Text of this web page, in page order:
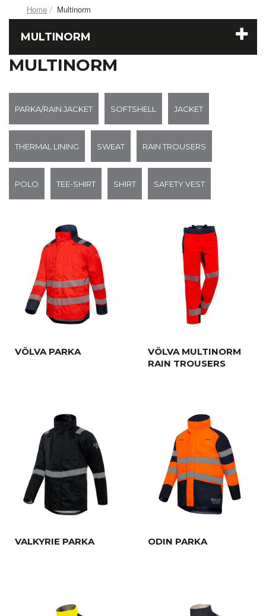
Home Multinorm
MULTINORM
MULTINORM
PARKA/RAIN JACKET SOFTSHELL JACKET
THERMAL LINING SWEAT RAIN TROUSERS
POLO TEE-SHIRT SHIRT SAFETY VEST
VÖLVA PARKA
VÖLVA MULTINORM
RAIN TROUSERS
VALKYRIE PARKA ODIN PARKA